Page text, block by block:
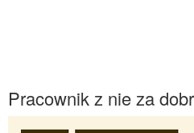
Pracownik z nie za